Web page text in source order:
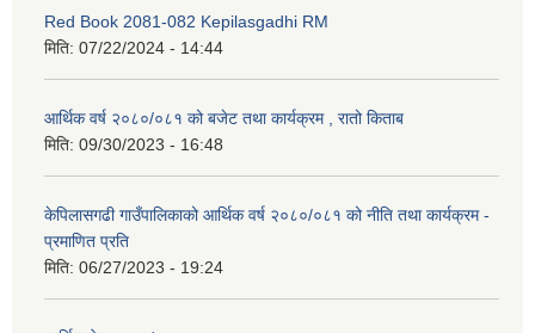
Red Book 2081-082 Kepilasgadhi RM
मिति: 07/22/2024 - 14:44
आर्थिक वर्ष २०८०/०८१ को बजेट तथा कार्यक्रम , रातो किताब
मिति: 09/30/2023 - 16:48
केपिलासगढी गाउँपालिकाको आर्थिक वर्ष २०८०/०८१ को नीति तथा कार्यक्रम -
प्रमाणित प्रति
मिति: 06/27/2023 - 19:24